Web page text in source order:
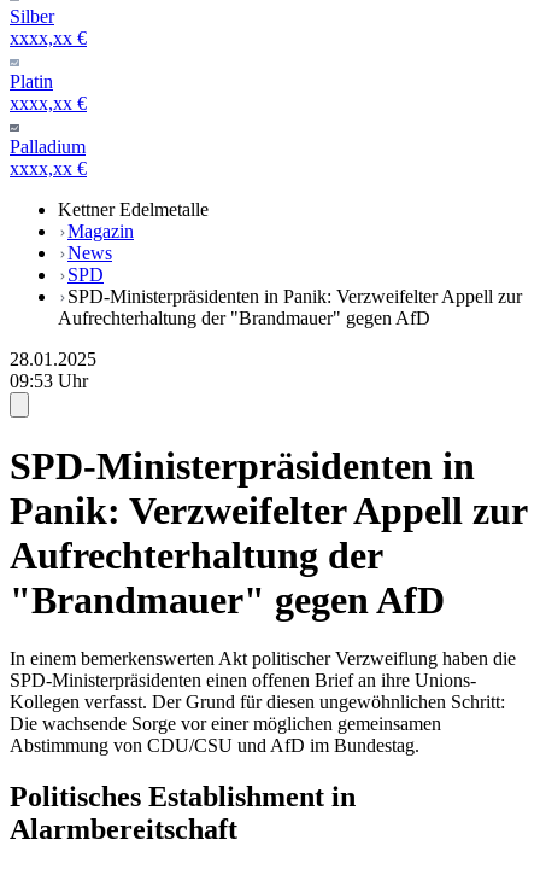
Silber
xxxx,xx €
Platin
xxxx,xx €
Palladium
xxxx,xx €
Kettner Edelmetalle
Magazin
News
SPD
SPD-Ministerpräsidenten in Panik: Verzweifelter Appell zur
Aufrechterhaltung der "Brandmauer" gegen AfD
28.01.2025
09:53 Uhr
SPD-Ministerpräsidenten in
Panik: Verzweifelter Appell zur
Aufrechterhaltung der
"Brandmauer" gegen AfD
In einem bemerkenswerten Akt politischer Verzweiflung haben die
SPD-Ministerpräsidenten einen offenen Brief an ihre Unions-
Kollegen verfasst. Der Grund für diesen ungewöhnlichen Schritt:
Die wachsende Sorge vor einer möglichen gemeinsamen
Abstimmung von CDU/CSU und AfD im Bundestag.
Politisches Establishment in
Alarmbereitschaft